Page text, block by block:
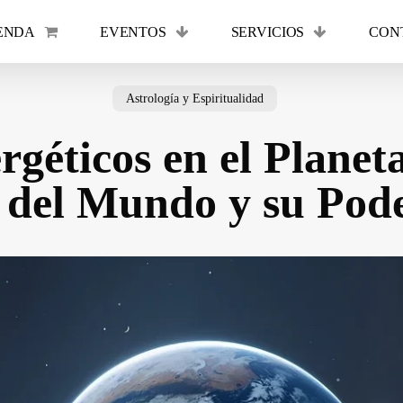
EVENTOS SERVICIOS
Cart
Astrología y Espiritualidad
en el
Mundo y su